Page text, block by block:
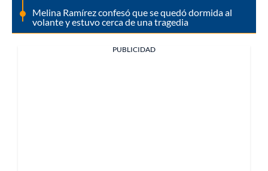
Melina Ramírez confesó que se quedó dormida al
volante y estuvo cerca de una tragedia
PUBLICIDAD